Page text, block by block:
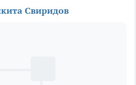
Свиридов